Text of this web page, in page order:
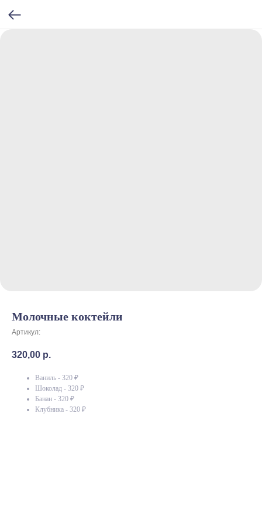
Молочные коктейли
Артикул:
320,00 р.
Ваниль - 320 ₽
Шоколад - 320 ₽
Банан - 320 ₽
Клубника - 320 ₽